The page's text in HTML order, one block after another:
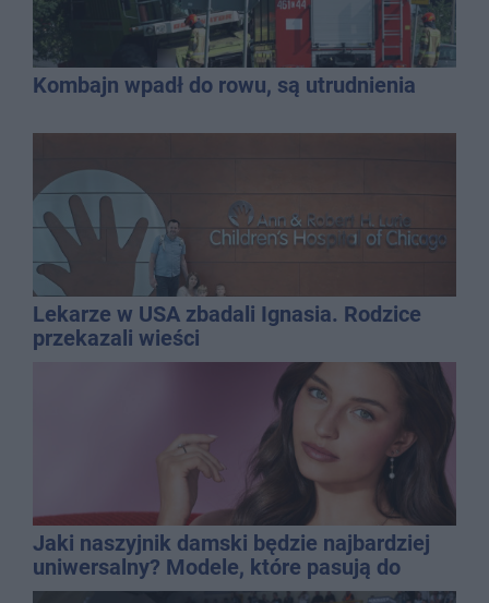
Kombajn wpadł do rowu, są utrudnienia
Lekarze w USA zbadali Ignasia. Rodzice
przekazali wieści
Jaki naszyjnik damski będzie najbardziej
uniwersalny? Modele, które pasują do
wielu stylizacji